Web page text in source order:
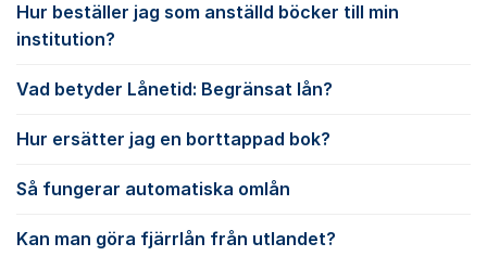
Hur beställer jag som anställd böcker till min
institution?
Vad betyder Lånetid: Begränsat lån?
Hur ersätter jag en borttappad bok?
Så fungerar automatiska omlån
Kan man göra fjärrlån från utlandet?